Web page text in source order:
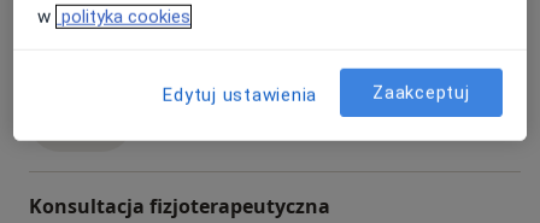
Konsultacja reumatologiczna
konsultacja reumatologiczna
Konsultacja fizjoterapeutyczna
w polityka cookies
Edytuj ustawienia Zaakceptuj